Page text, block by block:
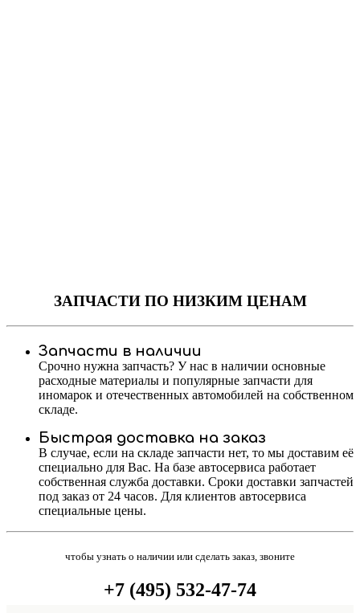
ЗАПЧАСТИПО НИЗКИМ ЦЕНАМ
Запчасти в наличии
Срочно нужна запчасть? У нас в наличии основные
расходные материалы и популярные запчасти для
иномарок и отечественных автомобилей на собственном
складе.
Быстрая доставка на заказ
В случае, если на складе запчасти нет, то мы доставим её
специально для Вас. На базе автосервиса работает
собственная служба доставки. Сроки доставки запчастей
под заказ от 24 часов. Для клиентов автосервиса
специальные цены.
чтобы узнать о наличии или сделать заказ, звоните
+7 (495) 532-47-74